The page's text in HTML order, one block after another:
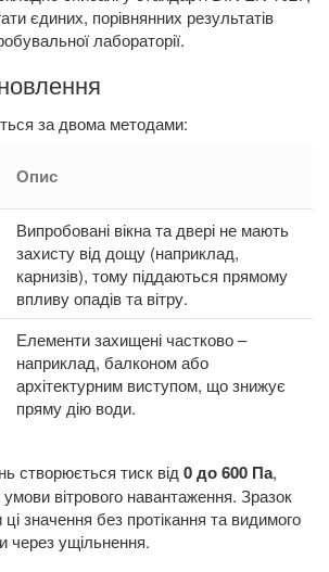
єдиних, порівнянних результатів
лабораторії.
за двома методами:
Опис
Випробовані вікна та двері не мають
захисту від дощу (наприклад,
карнизів), тому піддаються прямому
впливу опадів та вітру.
Елементи захищені частково –
наприклад, балконом або
архітектурним виступом, що знижує
пряму дію води.
створюється тиск від 0 до 600 Па,
умови вітрового навантаження. Зразок
значення без протікання та видимого
через ущільнення.